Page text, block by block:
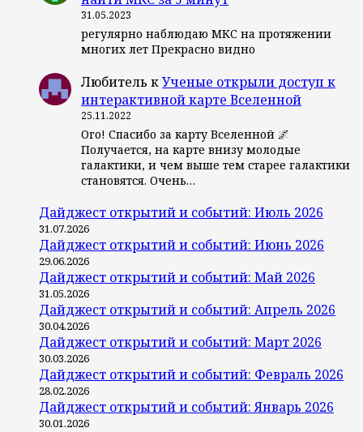
31.05.2023
регулярно наблюдаю МКС на протяжении
многих лет Прекрасно видно
Любитель кУченые открыли доступ к
интерактивной карте Вселенной
25.11.2022
Ого! Спасибо за карту Вселенной 🌌
Получается, на карте внизу молодые
галактики, и чем выше тем старее галактики
становятся. Очень…
Дайджест открытий и событий: Июль 2026
31.07.2026
Дайджест открытий и событий: Июнь 2026
29.06.2026
Дайджест открытий и событий: Май 2026
31.05.2026
Дайджест открытий и событий: Апрель 2026
30.04.2026
Дайджест открытий и событий: Март 2026
30.03.2026
Дайджест открытий и событий: Февраль 2026
28.02.2026
Дайджест открытий и событий: Январь 2026
30.01.2026